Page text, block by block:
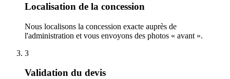
Localisation de la concession
Nous localisons la concession exacte auprès de
l'administration et vous envoyons des photos « avant ».
3
Validation du devis